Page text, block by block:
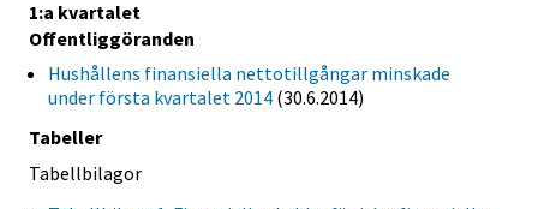
1:a kvartalet
Offentliggöranden
Hushållens finansiella nettotillgångar minskade
under första kvartalet 2014 (30.6.2014)
Tabeller
Tabellbilagor